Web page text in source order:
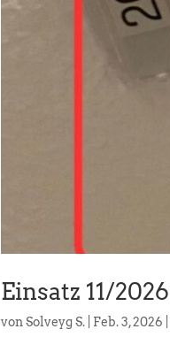
Einsatz 11/
vonSolveyg S. Feb. 3, 2026